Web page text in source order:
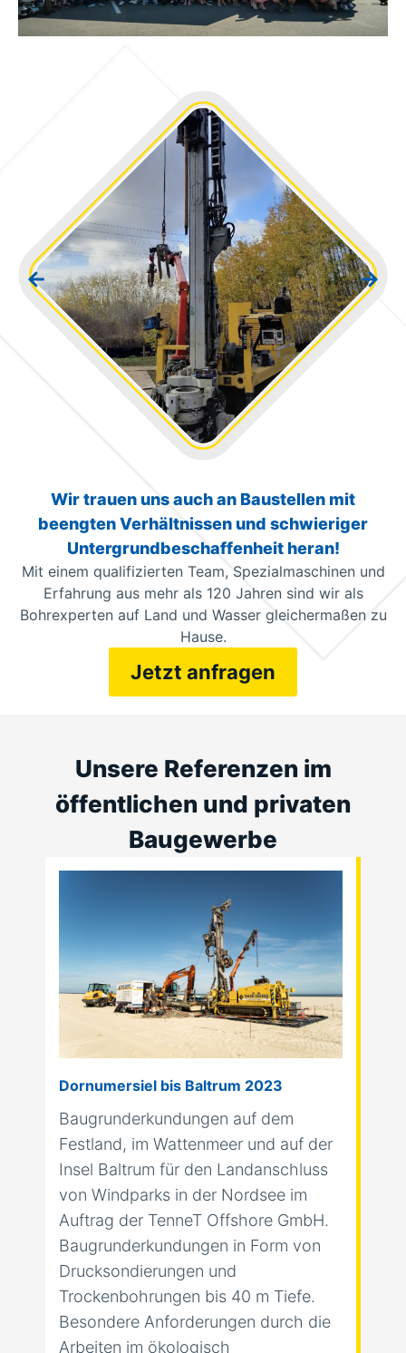
Wir trauen uns auch an Baustellen mit
beengten Verhältnissen und schwieriger
Untergrundbeschaffenheit heran!
Mit einem qualifizierten Team, Spezialmaschinen und
Erfahrung aus mehr als 120 Jahren sind wir als
Bohrexperten auf Land und Wasser gleichermaßen zu
Hause.
Jetzt anfragen
Unsere Referenzen im
öffentlichen und privaten
Baugewerbe
Dornumersiel bis Baltrum 2023
Baugrunderkundungen auf dem
Festland, im Wattenmeer und auf der
Insel Baltrum für den Landanschluss
von Windparks in der Nordsee im
Auftrag der TenneT Offshore GmbH.
Baugrunderkundungen in Form von
Drucksondierungen und
Trockenbohrungen bis 40 m Tiefe.
Besondere Anforderungen durch die
Arbeiten im ökologisch